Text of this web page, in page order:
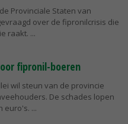
Provinciale Staten van
over de fipronilcrisis die
raakt.
fipronil-boeren
wil steun van de provincie
De schades lopen
euro's.